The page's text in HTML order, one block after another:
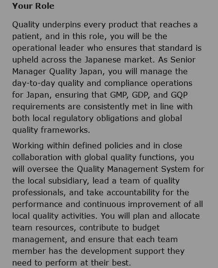
Your Role
Quality underpins every product that reaches a
patient, and in this role, you will be the
operational leader who ensures that standard is
upheld across the Japanese market. As Senior
Manager Quality Japan, you will manage the
day-to-day quality and compliance operations
for Japan, ensuring that GMP, GDP, and GQP
requirements are consistently met in line with
both local regulatory obligations and global
quality frameworks.
Working within defined policies and in close
collaboration with global quality functions, you
will oversee the Quality Management System for
the local subsidiary, lead a team of quality
professionals, and take accountability for the
performance and continuous improvement of all
local quality activities. You will plan and allocate
team resources, contribute to budget
management, and ensure that each team
member has the development support they
need to perform at their best.